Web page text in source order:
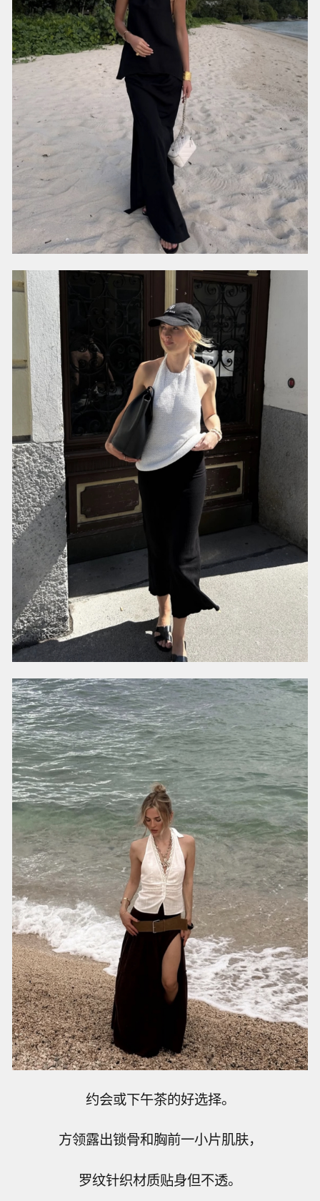
约会或下午茶的好选择。
方领露出锁骨和胸前一小片肌肤，
罗纹针织材质贴身但不透。